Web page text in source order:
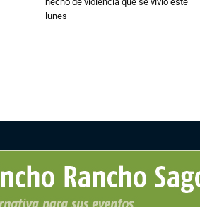
lunes